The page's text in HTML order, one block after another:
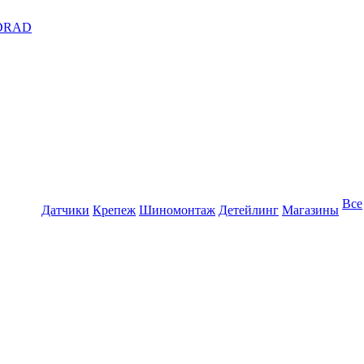
Датчики Крепеж Шиномонтаж Детейлинг Магазины Все